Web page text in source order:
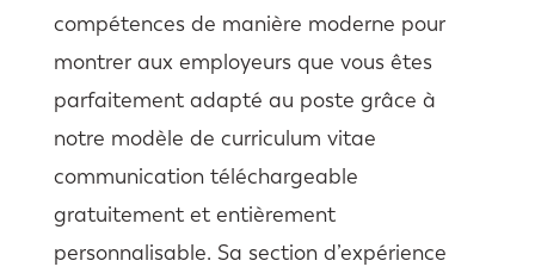
compétences de manière moderne pour
montrer aux employeurs que vous êtes
parfaitement adapté au poste grâce à
notre modèle de curriculum vitae
communication téléchargeable
gratuitement et entièrement
personnalisable. Sa section d’expérience